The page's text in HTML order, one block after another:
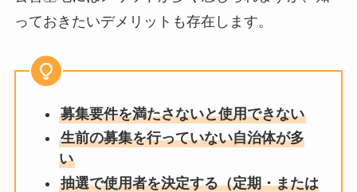
っておきたいデメリットも存在します。
募集要件を満たさないと使用できない
生前の募集を行っていない自治体が多
い
抽選で使用者を決定する（定期・または